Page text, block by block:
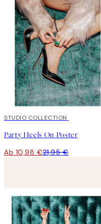
50%*
STUDIO COLLECTION
Party Heels On Poster
Ab 10,98 €21,95 €